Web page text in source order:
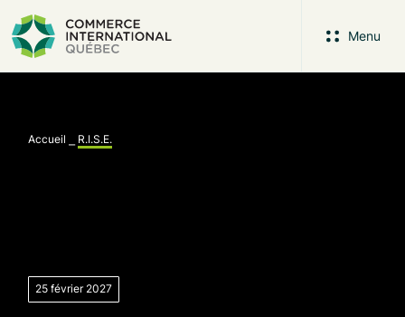
Menu
Accueil R.I.S.E.
25 février 2027